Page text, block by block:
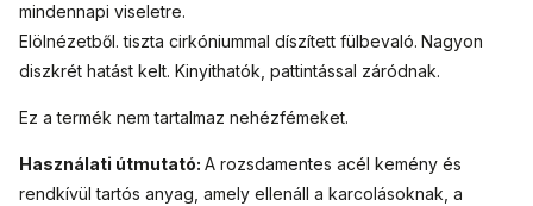
mindennapi viseletre.
Elölnézetből. tiszta cirkóniummal díszített fülbevaló. Nagyon
diszkrét hatást kelt. Kinyithatók, pattintással záródnak.
Ez a termék nem tartalmaz nehézfémeket.
Használati útmutató: A rozsdamentes acél kemény és
rendkívül tartós anyag, amely ellenáll a karcolásoknak, a